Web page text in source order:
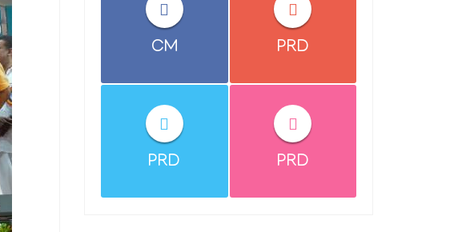
CM PRD
PRD PRD